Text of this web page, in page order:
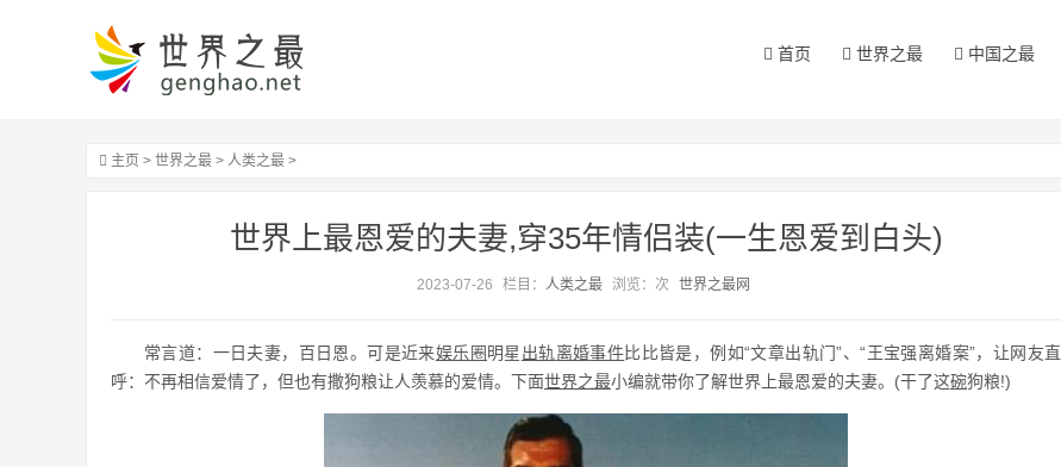
首页 世界之最 中国之最
主页 > 世界之最 > 人类之最 >
世界上最恩爱的夫妻,穿35年情侣装(一生恩爱到白头)
2023-07-26 栏目： 人类之最 浏览： 次 世界之最网
常言道：一日夫妻，百日恩。可是近来娱乐圈 明星出轨 离婚事件比比皆是，例如“文章出轨门”、“王宝强离婚案”，让网友直
呼：不再相信爱情了，但也有撒狗粮让人羡慕的爱情。下面世界之最小编就带你了解世界上最恩爱的夫妻。(干了这碗狗粮!)